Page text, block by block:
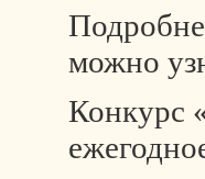
можно
Конкурс